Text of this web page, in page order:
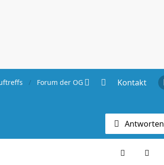
Kontakt
Forum der OG Hannover
Antworten